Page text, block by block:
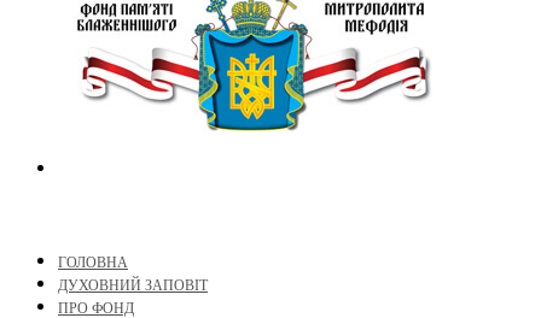
ГОЛОВНА
ДУХОВНИЙ ЗАПОВІТ
ПРО ФОНД